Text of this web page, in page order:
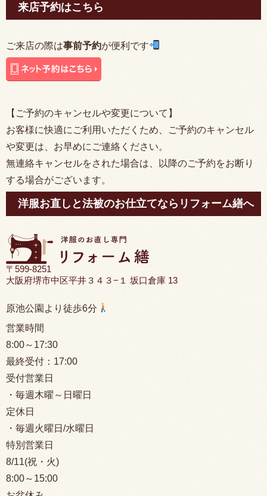
来店予約はこちら
ご来店の際は事前予約が便利です
【ご予約のキャンセルや変更について】
お客様に快適にご利用いただくため、ご予約のキャンセル
や変更は、お早めにご連絡ください。
無連絡キャンセルをされた場合は、以降のご予約をお断り
する場合がございます。
洋服お直しと法被のお仕立てならリフォーム繕へ
〒599-8251
大阪府堺市中区平井３４３−１ 坂口倉庫 13
原池公園より徒歩6分
営業時間
8:00～17:30
最終受付： 17:00
受付営業日
・毎週木曜～日曜日
定休日
・毎週火曜日/水曜日
特別営業日
8/11(祝・火)
8:00～15:00